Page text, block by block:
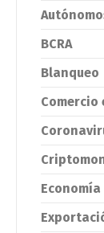
BCRA
Blanqueo